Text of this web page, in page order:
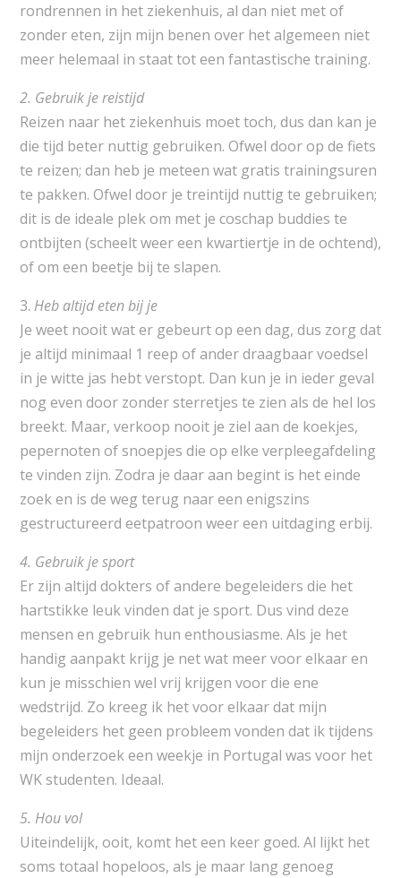
rondrennen in het ziekenhuis, al dan niet met of
zonder eten, zijn mijn benen over het algemeen niet
meer helemaal in staat tot een fantastische training.
2. Gebruik je reistijd
Reizen naar het ziekenhuis moet toch, dus dan kan je
die tijd beter nuttig gebruiken. Ofwel door op de fiets
te reizen; dan heb je meteen wat gratis trainingsuren
te pakken. Ofwel door je treintijd nuttig te gebruiken;
dit is de ideale plek om met je coschap buddies te
ontbijten (scheelt weer een kwartiertje in de ochtend),
of om een beetje bij te slapen.
3. Heb altijd eten bij je
Je weet nooit wat er gebeurt op een dag, dus zorg dat
je altijd minimaal 1 reep of ander draagbaar voedsel
in je witte jas hebt verstopt. Dan kun je in ieder geval
nog even door zonder sterretjes te zien als de hel los
breekt. Maar, verkoop nooit je ziel aan de koekjes,
pepernoten of snoepjes die op elke verpleegafdeling
te vinden zijn. Zodra je daar aan begint is het einde
zoek en is de weg terug naar een enigszins
gestructureerd eetpatroon weer een uitdaging erbij.
4. Gebruik je sport
Er zijn altijd dokters of andere begeleiders die het
hartstikke leuk vinden dat je sport. Dus vind deze
mensen en gebruik hun enthousiasme. Als je het
handig aanpakt krijg je net wat meer voor elkaar en
kun je misschien wel vrij krijgen voor die ene
wedstrijd. Zo kreeg ik het voor elkaar dat mijn
begeleiders het geen probleem vonden dat ik tijdens
mijn onderzoek een weekje in Portugal was voor het
WK studenten. Ideaal.
5. Hou vol
Uiteindelijk, ooit, komt het een keer goed. Al lijkt het
soms totaal hopeloos, als je maar lang genoeg